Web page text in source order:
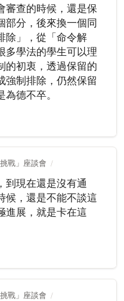
審查的時候，還是保
部分，後來換一個同
除」，從「命令解
多學法的學生可以理
的初衷，透過保留的
強制排除，仍然保留
德不卒。
戰」座談會
到現在還是沒有通
候，還是不能不談這
進展，就是卡在這
戰」座談會